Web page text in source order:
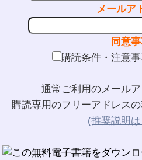
メールア
同意
購読条件・注意
通常ご利用のメールア
購読専用のフリーアドレス
(推奨説明